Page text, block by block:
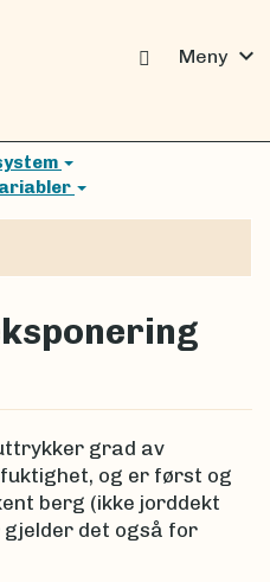
Meny expand_more
grad av
og er først og
berg (ikke jorddekt
det også for